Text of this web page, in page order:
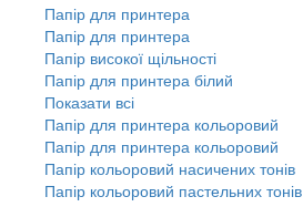
Папір для принтера
Папір для принтера
Папір високої щільності
Папір для принтера білий
Показати всі
Папір для принтера кольоровий
Папір для принтера кольоровий
Папір кольоровий насичених тонів
Папір кольоровий пастельних тонів